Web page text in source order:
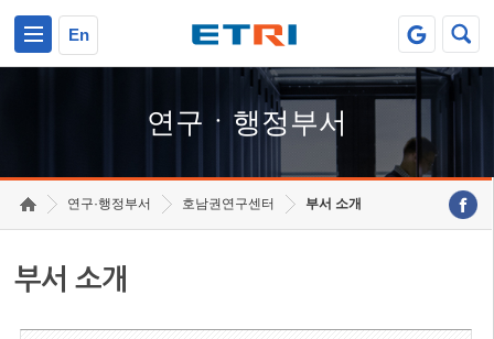
En
연구ㆍ행정부서
연구·행정부서 호남권연구센터 부서 소개
부서 소개